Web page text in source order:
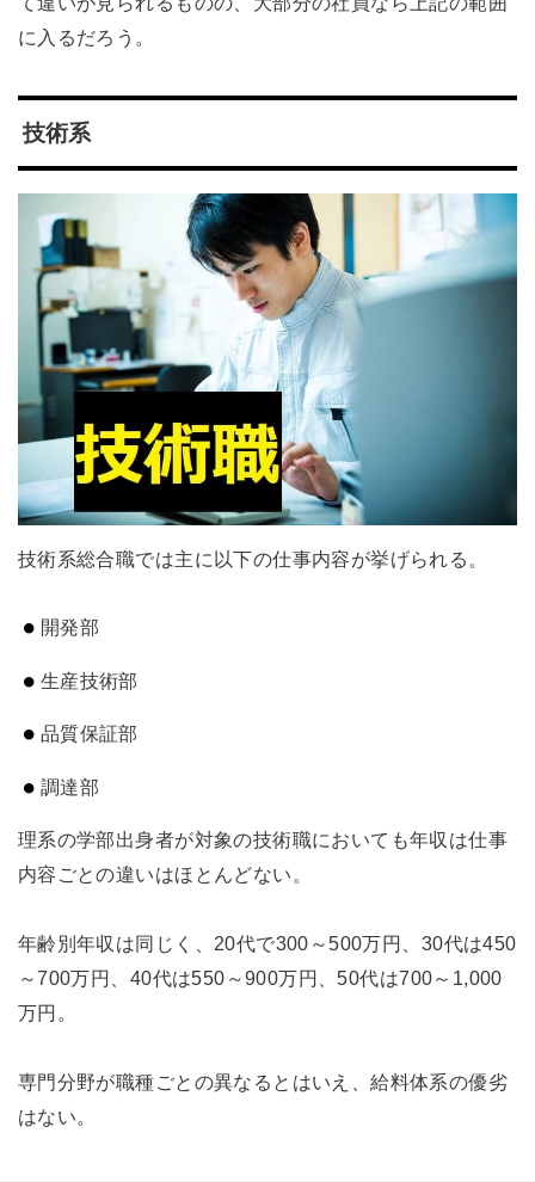
に入るだろう。
技術系
技術系総合職では主に以下の仕事内容が挙げられる。
開発部
生産技術部
品質保証部
調達部
理系の学部出身者が対象の技術職においても年収は仕事
内容ごとの違いはほとんどない。
年齢別年収は同じく、20代で300～500万円、30代は450
～700万円、40代は550～900万円、50代は700～1,000
万円。
専門分野が職種ごとの異なるとはいえ、給料体系の優劣
はない。